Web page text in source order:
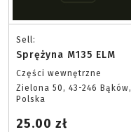
Sell:
Sprężyna M135 ELM
Części wewnętrzne
Zielona 50, 43-246 Bąków,
Polska
25.00 zł